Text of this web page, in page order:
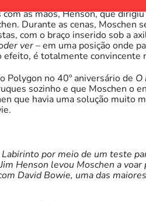
as mãos, Henson, que
Durante as cenas, Moschen
com o braço inserido sob a
ver– em uma posição onde
efeito, é totalmente convincente
Polygon no 40º aniversário de O
sozinho e que Moschen o
que havia uma solução muito
por meio de um teste
Henson levou Moschen a
David Bowie, uma das